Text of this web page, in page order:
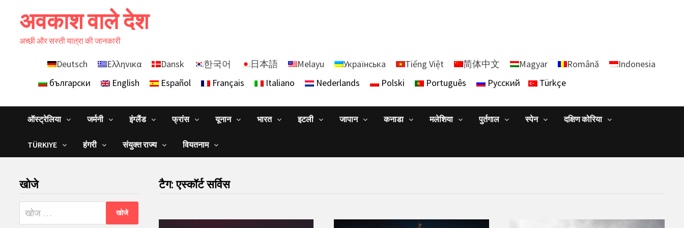
अवकाश वाले देश
अच्छी और सस्ती यात्रा की जानकारी
Deutsch Ελληνικα Dansk 한국어 日本語 Melayu Українська Tiếng Việt 简体中文 Magyar Română
Indonesia
български
English Español Français Italiano Nederlands Polski Português Русский Türkçe
ऑस्ट्रेलिया जर्मनी इंग्लैंड फ्रांस यूनान भारत इटली जापान कनाडा मलेशिया पुर्तगाल स्पेन दक्षिण कोरिया
TÜRKIYE हंगरी संयुक्त राज्य वियतनाम
टैग:एस्कॉर्ट सर्विस
खोजे
निम्न
को